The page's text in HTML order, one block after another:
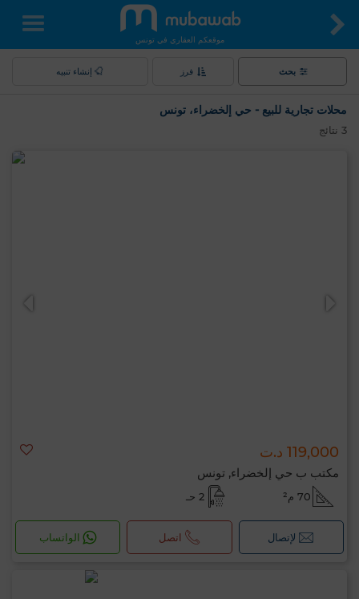
موقعكم العقاري في تونس
بحث فرز إنشاء تنبيه
محلات تجارية للبيع - حي إلخضراء، تونس
3 نتائج
119,000 د.ت
مكتب ب حي إلخضراء, تونس
70 م² 2 حـ
لإتصال اتصل الواتساب
مرحبًا، أنا MIA. ما المعيار الذي ترغب في تطبيقه